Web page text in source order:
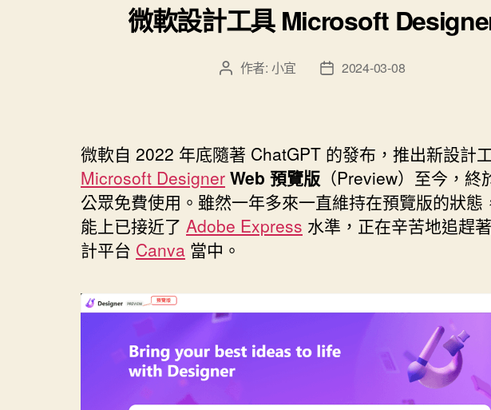
微軟設計工具 Microsoft
文 作者: 小宜
文
日
期
2024-03-08
微軟自 2022 年底隨著 ChatGPT 的發布，推出新設計
Microsoft Designer Web 預覽版 （Preview）至今，終
公眾免費使用。雖然一年多來一直維持在預覽版的狀態
能上已接近了 Adobe Express 水準，正在辛苦地追趕
計平台 Canva 當中。